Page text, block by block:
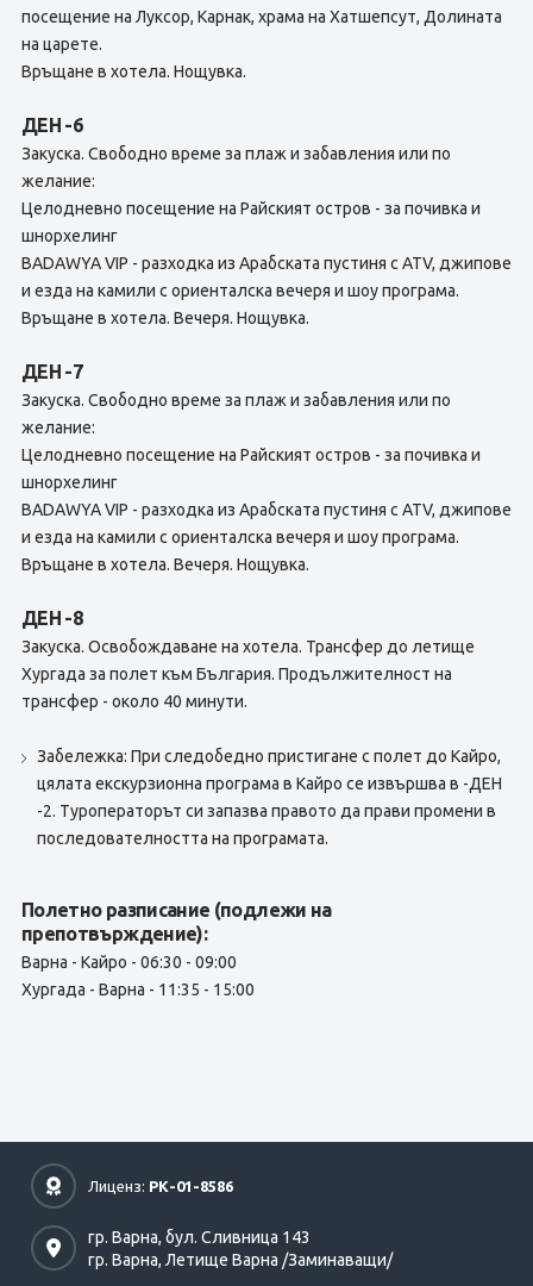
посещение на Луксор, Карнак, храма на Хатшепсут, Долината
на царете.
Връщане в хотела. Нощувка.
ДЕН -6
Закуска. Свободно време за плаж и забавления или по
желание:
Целодневно посещение на Райският остров - за почивка и
шнорхелинг
BADAWYA VIP - разходка из Арабската пустиня с ATV, джипове
и езда на камили с ориенталска вечеря и шоу програма.
Връщане в хотела. Вечеря. Нощувка.
ДЕН -7
Закуска. Свободно време за плаж и забавления или по
желание:
Целодневно посещение на Райският остров - за почивка и
шнорхелинг
BADAWYA VIP - разходка из Арабската пустиня с ATV, джипове
и езда на камили с ориенталска вечеря и шоу програма.
Връщане в хотела. Вечеря. Нощувка.
ДЕН -8
Закуска. Освобождаване на хотела. Трансфер до летище
Хургада за полет към България. Продължителност на
трансфер - около 40 минути.
Забележка: При следобедно пристигане с полет до Кайро,
цялата екскурзионна програма в Кайро се извършва в -ДЕН
-2. Туроператорът си запазва правото да прави промени в
последователността на програмата.
Полетно разписание (подлежи на
препотвърждение):
Варна - Кайро - 06:30 - 09:00
Хургада - Варна - 11:35 - 15:00
Лиценз: РК-01-8586
гр. Варна, бул. Сливница 143
гр. Варна, Летище Варна /Заминаващи/